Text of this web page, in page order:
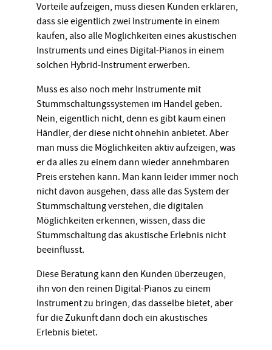
Vorteile aufzeigen, muss diesen Kunden erklären,
dass sie eigentlich zwei Instrumente in einem
kaufen, also alle Möglichkeiten eines akustischen
Instruments und eines Digital-Pianos in einem
solchen Hybrid-Instrument erwerben.
Muss es also noch mehr Instrumente mit
Stummschaltungssystemen im Handel geben.
Nein, eigentlich nicht, denn es gibt kaum einen
Händler, der diese nicht ohnehin anbietet. Aber
man muss die Möglichkeiten aktiv aufzeigen, was
er da alles zu einem dann wieder annehmbaren
Preis erstehen kann. Man kann leider immer noch
nicht davon ausgehen, dass alle das System der
Stummschaltung verstehen, die digitalen
Möglichkeiten erkennen, wissen, dass die
Stummschaltung das akustische Erlebnis nicht
beeinflusst.
Diese Beratung kann den Kunden überzeugen,
ihn von den reinen Digital-Pianos zu einem
Instrument zu bringen, das dasselbe bietet, aber
für die Zukunft dann doch ein akustisches
Erlebnis bietet.